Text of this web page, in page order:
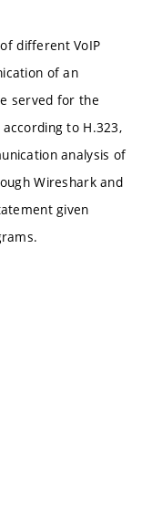
different VoIP
of an
served for the
to H.323,
analysis of
Wireshark and
given